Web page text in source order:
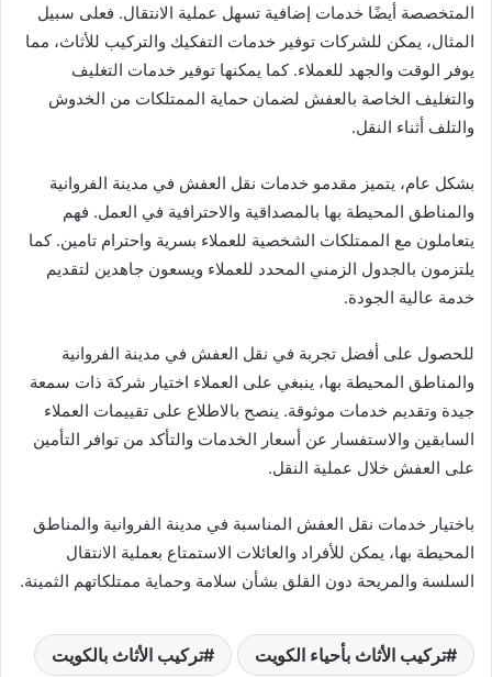
المتخصصة أيضًا خدمات إضافية تسهل عملية الانتقال. فعلى سبيل
المثال، يمكن للشركات توفير خدمات التفكيك والتركيب للأثاث، مما
يوفر الوقت والجهد للعملاء. كما يمكنها توفير خدمات التغليف
والتغليف الخاصة بالعفش لضمان حماية الممتلكات من الخدوش
والتلف أثناء النقل.
بشكل عام، يتميز مقدمو خدمات نقل العفش في مدينة الفروانية
والمناطق المحيطة بها بالمصداقية والاحترافية في العمل. فهم
يتعاملون مع الممتلكات الشخصية للعملاء بسرية واحترام تامين. كما
يلتزمون بالجدول الزمني المحدد للعملاء ويسعون جاهدين لتقديم
خدمة عالية الجودة.
للحصول على أفضل تجربة في نقل العفش في مدينة الفروانية
والمناطق المحيطة بها، ينبغي على العملاء اختيار شركة ذات سمعة
جيدة وتقديم خدمات موثوقة. ينصح بالاطلاع على تقييمات العملاء
السابقين والاستفسار عن أسعار الخدمات والتأكد من توافر التأمين
على العفش خلال عملية النقل.
باختيار خدمات نقل العفش المناسبة في مدينة الفروانية والمناطق
المحيطة بها، يمكن للأفراد والعائلات الاستمتاع بعملية الانتقال
السلسة والمريحة دون القلق بشأن سلامة وحماية ممتلكاتهم الثمينة.
تركيب الأثاث بأحياء الكويت تركيب الأثاث بالكويت